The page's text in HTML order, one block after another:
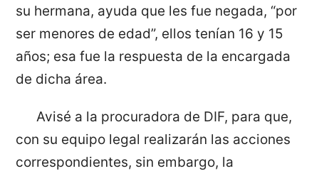
su hermana, ayuda que les fue negada, “por
ser menores de edad”, ellos tenían 16 y 15
años; esa fue la respuesta de la encargada
de dicha área.
Avisé a la procuradora de DIF, para que,
con su equipo legal realizarán las acciones
correspondientes, sin embargo, la